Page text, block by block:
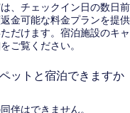
、チェックイン日の数日前
金可能な料金プランを提供
だけます。宿泊施設のキャ
ご覧ください。
ットと宿泊できますか
伴はできません。